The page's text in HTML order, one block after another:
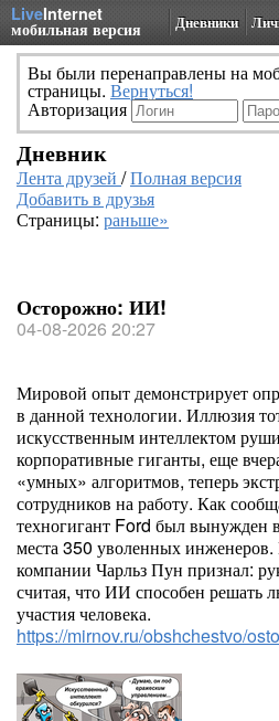
LiveInternet
мобильная версия Дневники
Вы были перенаправлены на
страницы. Вернуться!
Авторизация
Дневник
Лента друзей /Полная версия
Добавить в друзья
Страницы: раньше»
Осторожно: ИИ!
04-08-2026 20:27
Мировой опыт демонстрирует
в данной технологии. Иллюзия
искусственным интеллектом
корпоративные гиганты, еще
«умных» алгоритмов, теперь
сотрудников на работу. Как
техногигант Ford был вынужден
места 350 уволенных инженеров.
компании Чарльз Пун признал:
считая, что ИИ способен решать
участия человека.
https://mirnov.ru/obshchestvo/